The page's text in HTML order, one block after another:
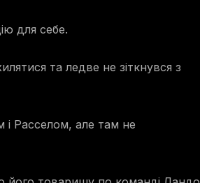
для себе.
та ледве не зіткнувся з
і Расселом, але там не